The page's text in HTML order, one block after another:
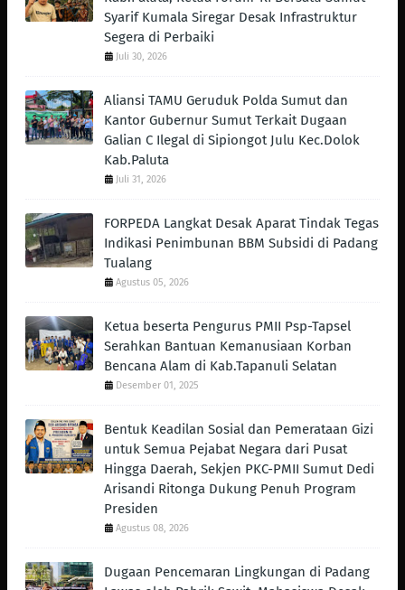
Syarif Kumala Siregar Desak Infrastruktur
Segera di Perbaiki
Juli 30, 2026
Aliansi TAMU Geruduk Polda Sumut dan
Kantor Gubernur Sumut Terkait Dugaan
Galian C Ilegal di Sipiongot Julu Kec.Dolok
Kab.Paluta
Juli 31, 2026
FORPEDA Langkat Desak Aparat Tindak Tegas
Indikasi Penimbunan BBM Subsidi di Padang
Tualang
Agustus 05, 2026
Ketua beserta Pengurus PMII Psp-Tapsel
Serahkan Bantuan Kemanusiaan Korban
Bencana Alam di Kab.Tapanuli Selatan
Desember 01, 2025
Bentuk Keadilan Sosial dan Pemerataan Gizi
untuk Semua Pejabat Negara dari Pusat
Hingga Daerah, Sekjen PKC-PMII Sumut Dedi
Arisandi Ritonga Dukung Penuh Program
Presiden
Agustus 08, 2026
Dugaan Pencemaran Lingkungan di Padang